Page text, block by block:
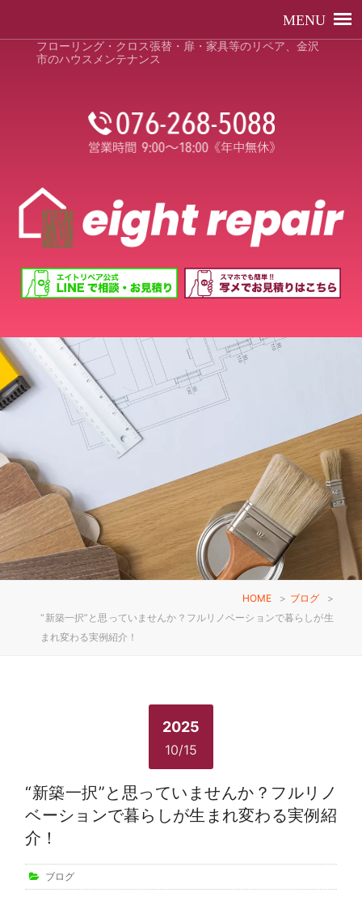
フローリング・クロス張替・扉・家具等のリペア、金沢
市のハウスメンテナンス
HOME > ブログ
>
“新築一択”と思っていませんか？フルリノベーションで暮らしが生
まれ変わる実例紹介！
2025
10/15
“新築一択”と思っていませんか？フルリノ
ベーションで暮らしが生まれ変わる実例紹
介！
ブログ